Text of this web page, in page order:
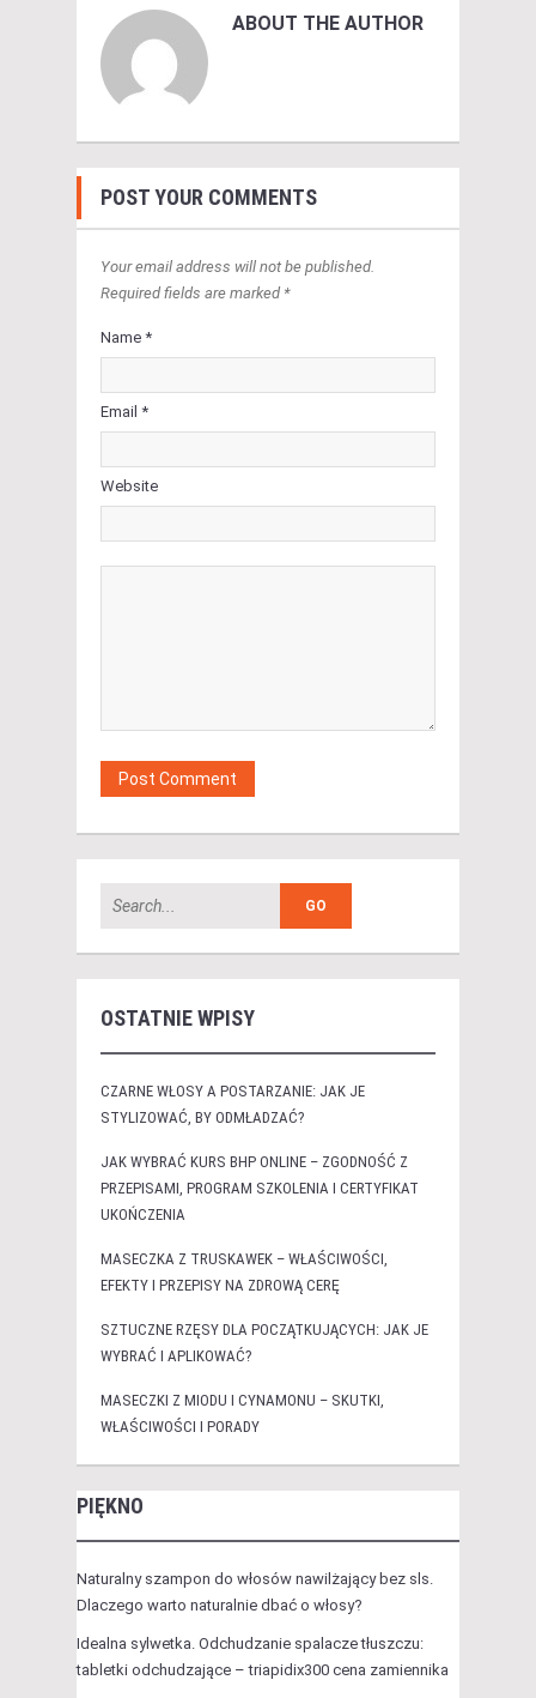
ABOUT THE AUTHOR
POST YOUR COMMENTS
Your email address will not be published.
Required fields are marked *
Name *
Email *
Website
OSTATNIE WPISY
CZARNE WŁOSY A POSTARZANIE: JAK JE
STYLIZOWAĆ, BY ODMŁADZAĆ?
JAK WYBRAĆ KURS BHP ONLINE – ZGODNOŚĆ Z
PRZEPISAMI, PROGRAM SZKOLENIA I CERTYFIKAT
UKOŃCZENIA
MASECZKA Z TRUSKAWEK – WŁAŚCIWOŚCI,
EFEKTY I PRZEPISY NA ZDROWĄ CERĘ
SZTUCZNE RZĘSY DLA POCZĄTKUJĄCYCH: JAK JE
WYBRAĆ I APLIKOWAĆ?
MASECZKI Z MIODU I CYNAMONU – SKUTKI,
WŁAŚCIWOŚCI I PORADY
PIĘKNO
Naturalny szampon do włosów nawilżający bez sls.
Dlaczego warto naturalnie dbać o włosy?
Idealna sylwetka. Odchudzanie spalacze tłuszczu:
tabletki odchudzające – triapidix300 cena zamiennika